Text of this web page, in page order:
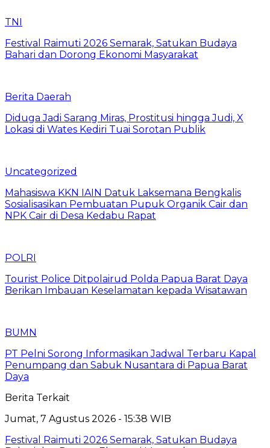
TNI
Festival Raimuti 2026 Semarak, Satukan Budaya
Bahari dan Dorong Ekonomi Masyarakat
Berita Daerah
Diduga Jadi Sarang Miras, Prostitusi hingga Judi, X
Lokasi di Wates Kediri Tuai Sorotan Publik
Uncategorized
Mahasiswa KKN IAIN Datuk Laksemana Bengkalis
Sosialisasikan Pembuatan Pupuk Organik Cair dan
NPK Cair di Desa Kedabu Rapat
POLRI
Tourist Police Ditpolairud Polda Papua Barat Daya
Berikan Imbauan Keselamatan kepada Wisatawan
BUMN
PT Pelni Sorong Informasikan Jadwal Terbaru Kapal
Penumpang dan Sabuk Nusantara di Papua Barat
Daya
Berita Terkait
Jumat, 7 Agustus 2026 - 15:38 WIB
Festival Raimuti 2026 Semarak, Satukan Budaya